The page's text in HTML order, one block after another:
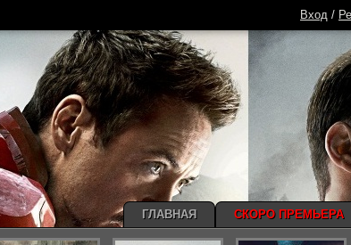
Вход /
ГЛАВНАЯ СКОРО ПРЕМЬЕРА